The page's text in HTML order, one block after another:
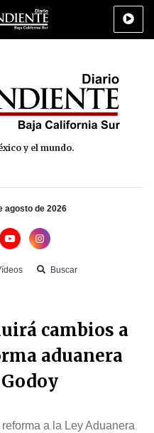
Deportes Cultura
y el mundo.
agosto de 2026
Buscar
cambios a
aduanera
a la Ley Aduanera